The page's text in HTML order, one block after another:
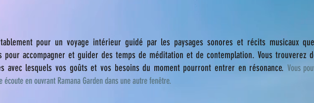
pour un voyage intérieur guidé par les paysages sonores et récits musicaux
pour accompagner et guider des temps de méditation et de contemplation. Vous trouverez
avec lesquels vos goûts et vos besoins du moment pourront entrer en résonance. Vous
en ouvrant Ramana Garden dans une autre fenêtre.